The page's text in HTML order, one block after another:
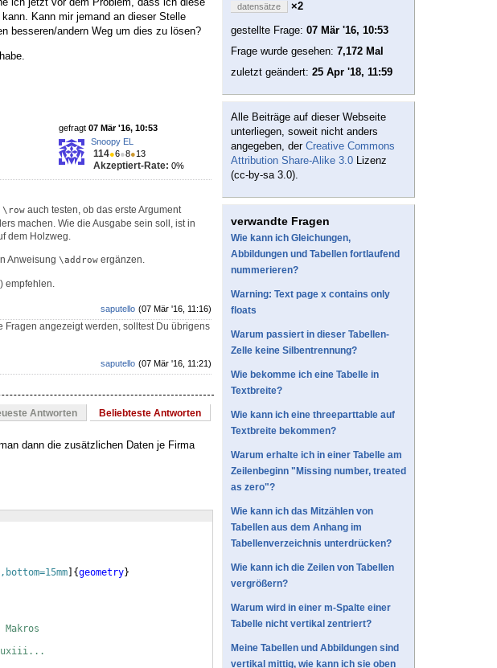
Kann mir jemand an dieser Stelle
besseren/andern Weg um dies zu lösen?
gefragt 07 Mär '16, 10:53
Snoopy EL
114●6●8●13
Akzeptiert-Rate: 0%
\row auch testen, ob das erste Argument
machen. Wie die Ausgabe sein soll, ist in
dem Holzweg.
Anweisung \addrow ergänzen.
) empfehlen.
(07 Mär '16, 11:16)
saputello
Fragen angezeigt werden, solltest Du übrigens
(07 Mär '16, 11:21)
saputello
Antworten Beliebteste Antworten
dann die zusätzlichen Daten je Firma
{geometry}
datensätze
×2
gestellte Frage: 07 Mär '16, 10:53
Frage wurde gesehen: 7,172 Mal
zuletzt geändert: 25 Apr '18, 11:59
Alle Beiträge auf dieser Webseite
unterliegen, soweit nicht anders
angegeben, der Creative Commons
Attribution Share-Alike 3.0 Lizenz
(cc-by-sa 3.0).
verwandte Fragen
Wie kann ich Gleichungen,
Abbildungen und Tabellen fortlaufend
nummerieren?
Warning: Text page x contains only
floats
Warum passiert in dieser Tabellen-
Zelle keine Silbentrennung?
Wie bekomme ich eine Tabelle in
Textbreite?
Wie kann ich eine threeparttable auf
Textbreite bekommen?
Warum erhalte ich in einer Tabelle am
Zeilenbeginn "Missing number, treated
as zero"?
Wie kann ich das Mitzählen von
Tabellen aus dem Anhang im
Tabellenverzeichnis unterdrücken?
Wie kann ich die Zeilen von Tabellen
vergrößern?
Warum wird in einer m-Spalte einer
Tabelle nicht vertikal zentriert?
Meine Tabellen und Abbildungen sind
vertikal mittig, wie kann ich sie oben